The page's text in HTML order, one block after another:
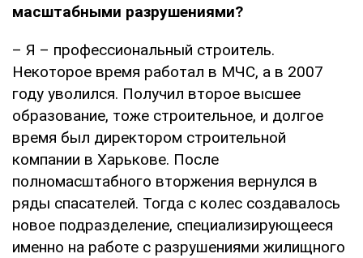
масштабными разрушениями?
– Я – профессиональный строитель.
Некоторое время работал в МЧС, а в 2007
году уволился. Получил второе высшее
образование, тоже строительное, и долгое
время был директором строительной
компании в Харькове. После
полномасштабного вторжения вернулся в
ряды спасателей. Тогда с колес создавалось
новое подразделение, специализирующееся
именно на работе с разрушениями жилищного